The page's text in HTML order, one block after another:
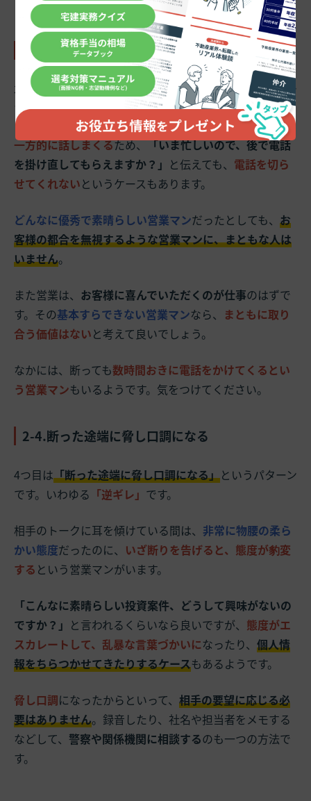
う。
2-3.こちらの話を全く聞かない
3つ目は「こちらの話を全く聞かない」
というパターンで
す。
一方的に話しまくるため、「いま忙しいので、後で電話
を掛け直してもらえますか？」 と伝えても、 電話を切ら
せてくれないというケースもあります。
どんなに優秀で素晴らしい営業マンだったとしても、 お
客様の都合を無視するような営業マンに、まともな人は
いません。
また営業は、 お客様に喜んでいただくのが仕事のはずで
す。その基本すらできない営業マンなら、 まともに取り
合う価値はないと考えて良いでしょう。
なかには、断っても数時間おきに電話をかけてくるとい
う営業マンもいるようです。気をつけてください。
2-4.断った途端に脅し口調になる
4つ目は「断った途端に脅し口調になる」というパターン
です。いわゆる 「逆ギレ」 です。
相手のトークに耳を傾けている間は、 非常に物腰の柔ら
かい態度だったのに、 いざ断りを告げると、態度が豹変
する という営業マンがいます。
「こんなに素晴らしい投資案件、どうして興味がないの
ですか？」 と言われるくらいなら良いですが、 態度がエ
スカレートして、乱暴な言葉づかいになったり、 個人情
報をちらつかせてきたりするケースもあるようです。
脅し口調になったからといって、 相手の要望に応じる必
要はありません。録音したり、社名や担当者をメモする
などして、 警察や関係機関に相談するのも一つの方法で
す。